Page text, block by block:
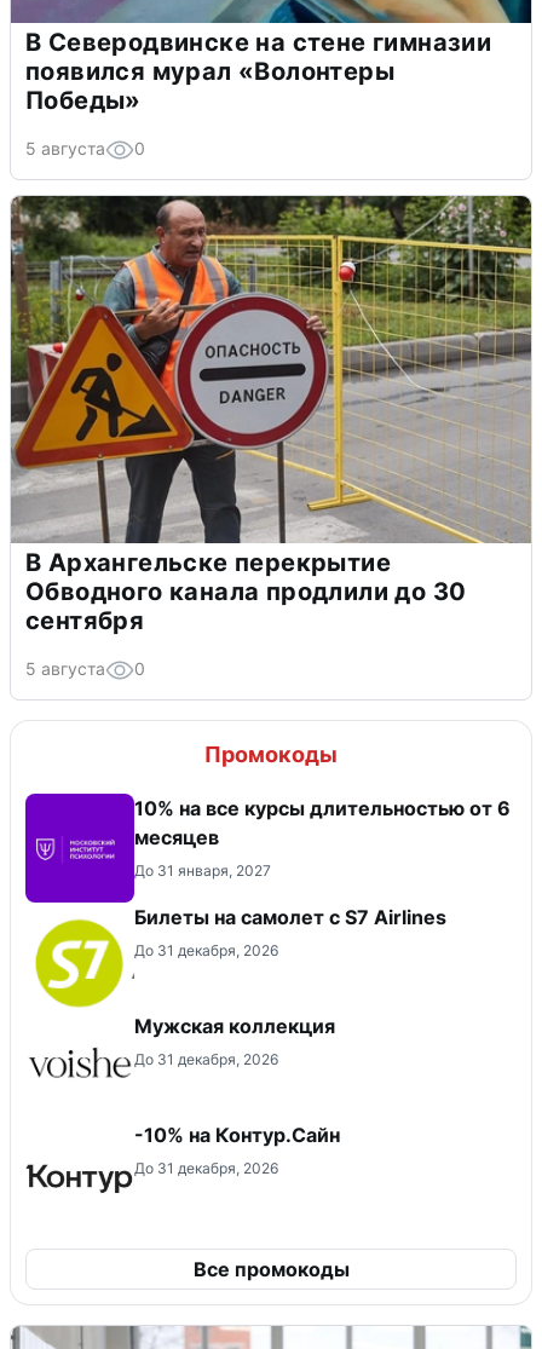
В Северодвинске на стене гимназии
появился мурал «Волонтеры
Победы»
5 августа 0
В Архангельске перекрытие
Обводного канала продлили до 30
сентября
5 августа 0
Промокоды
10% на все курсы длительностью от 6
месяцев
До 31 января, 2027
Билеты на самолет с S7 Airlines
До 31 декабря, 2026
Мужская коллекция
До 31 декабря, 2026
-10% на Контур.Сайн
До 31 декабря, 2026
Все промокоды